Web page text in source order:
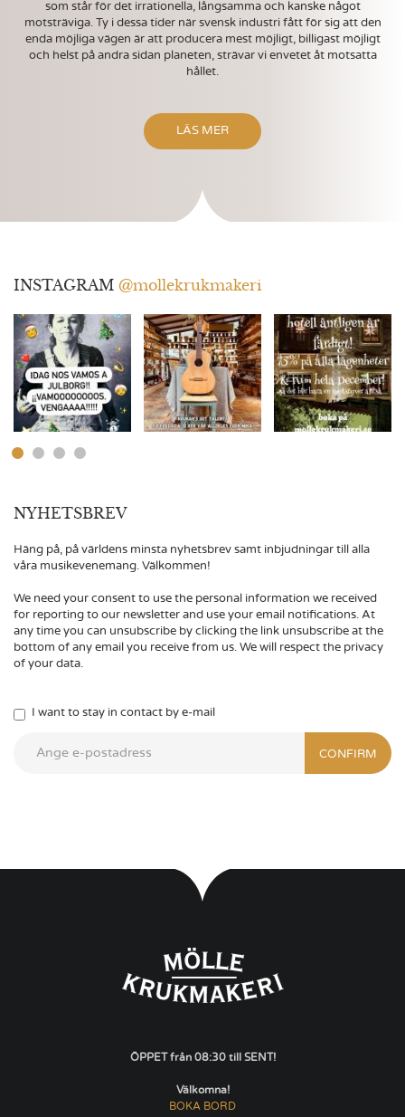
som står för det irrationella, långsamma och kanske något
motsträviga. Ty i dessa tider när svensk industri fått för sig att den
enda möjliga vägen är att producera mest möjligt, billigast möjligt
och helst på andra sidan planeten, strävar vi envetet åt motsatta
hållet.
LÄS MER
INSTAGRAM @mollekrukmakeri
NYHETSBREV
Häng på, på världens minsta nyhetsbrev samt inbjudningar till alla
våra musikevenemang. Välkommen!
We need your consent to use the personal information we received
for reporting to our newsletter and use your email notifications. At
any time you can unsubscribe by clicking the link unsubscribe at the
bottom of any email you receive from us. We will respect the privacy
of your data.
I want to stay in contact by e-mail
CONFIRM
ÖPPET från 08:30 till SENT!
Välkomna!
BOKA BORD